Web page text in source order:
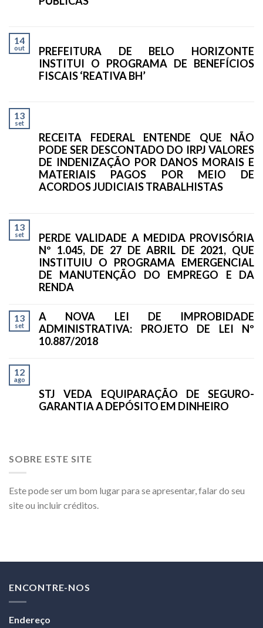
14
out
PREFEITURA DE BELO HORIZONTE
INSTITUI O PROGRAMA DE BENEFÍCIOS
FISCAIS ‘REATIVA BH’
13
set
RECEITA FEDERAL ENTENDE QUE NÃO
PODE SER DESCONTADO DO IRPJ VALORES
DE INDENIZAÇÃO POR DANOS MORAIS E
MATERIAIS PAGOS POR MEIO DE
ACORDOS JUDICIAIS TRABALHISTAS
13
set
PERDE VALIDADE A MEDIDA PROVISÓRIA
Nº 1.045, DE 27 DE ABRIL DE 2021, QUE
INSTITUIU O PROGRAMA EMERGENCIAL
DE MANUTENÇÃO DO EMPREGO E DA
RENDA
13
set
A NOVA LEI DE IMPROBIDADE
ADMINISTRATIVA: PROJETO DE LEI Nº
10.887/2018
12
ago
STJ VEDA EQUIPARAÇÃO DE SEGURO-
GARANTIA A DEPÓSITO EM DINHEIRO
SOBRE ESTE SITE
Este pode ser um bom lugar para se apresentar, falar do seu
site ou incluir créditos.
ENCONTRE-NOS
Endereço